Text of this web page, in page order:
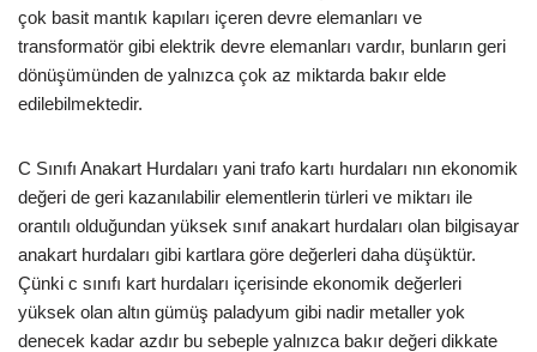
çok basit mantık kapıları içeren devre elemanları ve
transformatör gibi elektrik devre elemanları vardır, bunların geri
dönüşümünden de yalnızca çok az miktarda bakır elde
edilebilmektedir.
C Sınıfı Anakart Hurdaları yani trafo kartı hurdaları nın ekonomik
değeri de geri kazanılabilir elementlerin türleri ve miktarı ile
orantılı olduğundan yüksek sınıf anakart hurdaları olan bilgisayar
anakart hurdaları gibi kartlara göre değerleri daha düşüktür.
Çünki c sınıfı kart hurdaları içerisinde ekonomik değerleri
yüksek olan altın gümüş paladyum gibi nadir metaller yok
denecek kadar azdır bu sebeple yalnızca bakır değeri dikkate